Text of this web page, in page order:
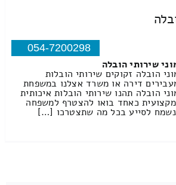
054-7200298
שירותי הובלה
הובלה זקוקים שירותי הובלות
דירה או משרד אצלנו במשפחת
הובלה תהנו שירותי הובלות איכותית
כאחד בואו להצטרף למשפחה
לסייע בכל מה שתצטרכו […]